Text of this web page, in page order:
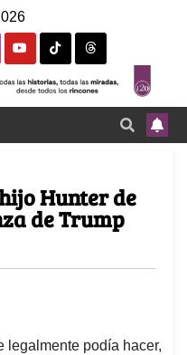
Hunter de
de Trump
legalmente podía hacer,